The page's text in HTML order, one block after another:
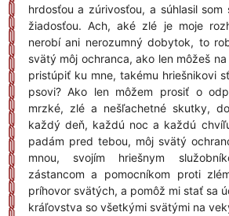
hrdosťou a zúrivosťou, a súhlasil som
žiadosťou. Ach, aké zlé je moje
nerobí ani nerozumný dobytok, to
svätý môj ochranca, ako len môžeš
pristúpiť ku mne, takému hriešnikovi
psovi? Ako len môžem prosiť o
mrzké, zlé a nešľachetné skutky,
každý deň, každú noc a každú
padám pred tebou, môj svätý
mnou, svojím hriešnym
zástancom a pomocníkom proti
príhovor svätých, a pomôž mi stať sa
kráľovstva so všetkými svätými na